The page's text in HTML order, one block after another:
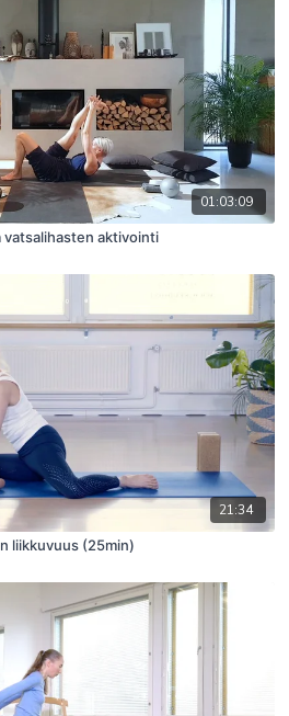
01:03:09
vatsalihasten aktivointi
21:34
liikkuvuus (25min)